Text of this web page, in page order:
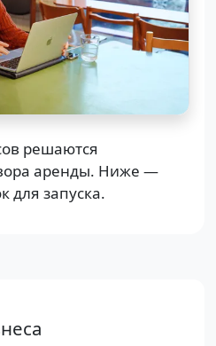
решаются
аренды. Ниже —
для запуска.